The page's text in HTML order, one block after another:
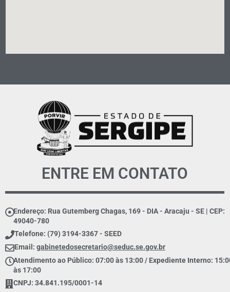
ENTRE EM CONTATO
Endereço: Rua Gutemberg Chagas, 169 - DIA - Aracaju - SE | CEP:
49040-780
Telefone: (79) 3194-3367 - SEED
Email: gabinetedosecretario@seduc.se.gov.br
Atendimento ao Público: 07:00 às 13:00 / Expediente Interno:
às 17:00
CNPJ: 34.841.195/0001-14